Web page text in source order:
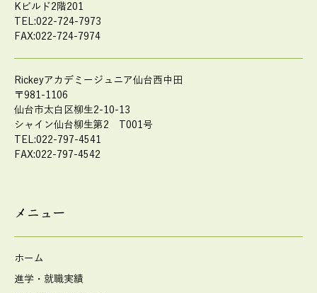
Kビルド2階201
TEL:022-724-7973
FAX:022-724-7974
Rickeyアカデミージュニア仙台西中田
〒981-1106
仙台市太白区柳生2-10-13
シャイン仙台柳生第2 T001号
TEL:022-797-4541
FAX:022-797-4542
メニュー
ホーム
進学・就職実績